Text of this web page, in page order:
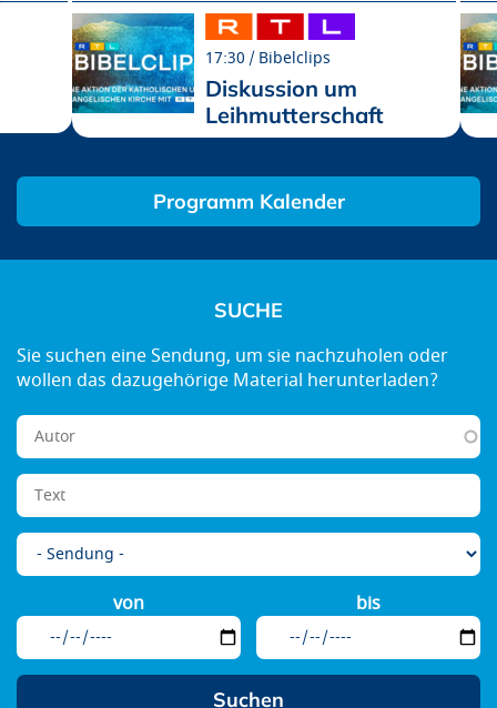
17:30 Bibelclips
Diskussion um
Leihmutterschaft
Programm Kalender
SUCHE
von bis